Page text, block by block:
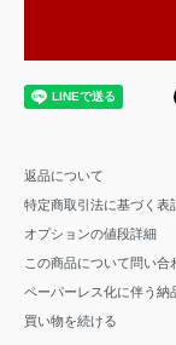
返品について
特定商取引法に基づく表
オプションの値段詳細
この商品について問い合
ペーパーレス化に伴う納
買い物を続ける